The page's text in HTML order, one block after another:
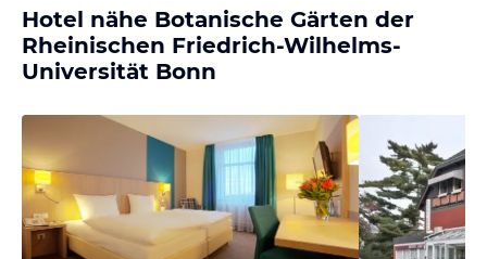
Hotel nähe Botanische Gärten der
Rheinischen Friedrich-Wilhelms-
Universität Bonn